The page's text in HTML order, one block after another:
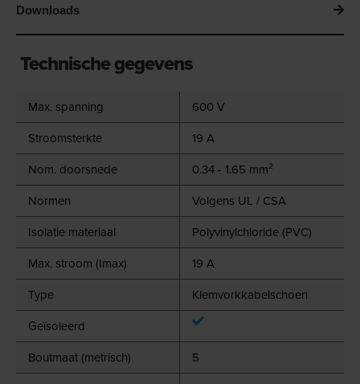
Downloads
Technische gegevens
Max. spanning
600 V
Stroomsterkte
19 A
Nom. doorsnede
0.34 - 1.65 mm²
Normen
Volgens UL / CSA
Isolatie materiaal
Polyvinylchloride (PVC)
Max. stroom (Imax)
19 A
Type
Klemvorkkabelschoen
Geïsoleerd
Boutmaat (metrisch)
5